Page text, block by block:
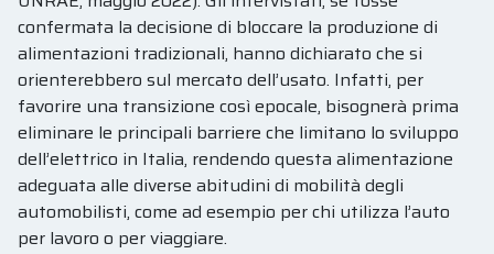
confermata la decisione di bloccare la produzione di
alimentazioni tradizionali, hanno dichiarato che si
orienterebbero sul mercato dell’usato. Infatti, per
favorire una transizione così epocale, bisognerà prima
eliminare le principali barriere che limitano lo sviluppo
dell’elettrico in Italia, rendendo questa alimentazione
adeguata alle diverse abitudini di mobilità degli
automobilisti, come ad esempio per chi utilizza l’auto
per lavoro o per viaggiare.